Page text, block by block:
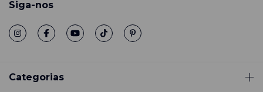
Siga-nos
Categorias